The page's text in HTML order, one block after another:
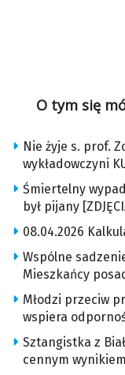
O tym się
Nie żyje s. prof.
wykładowczyni
Śmiertelny
był pijany
08.04.2026
Wspólne
Mieszkańcy
Młodzi przeciw
wspiera
Sztangistka z
cennym wynikiem